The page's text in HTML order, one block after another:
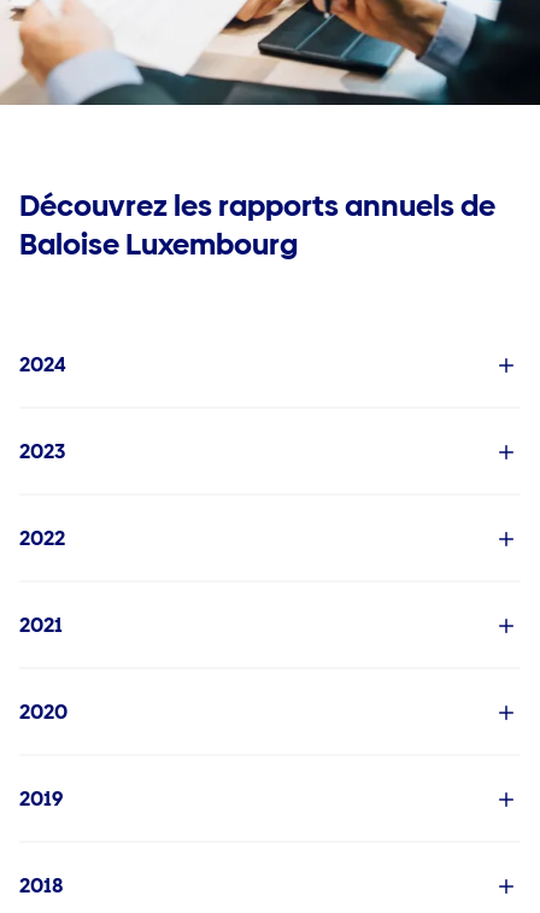
Emploi
Déclarer un sinistre
FAQ
Mes documents utiles
Jobs
Découvrez les rapports annuels de
Baloise Luxembourg
2024
2023
2022
2021
2020
2019
2018